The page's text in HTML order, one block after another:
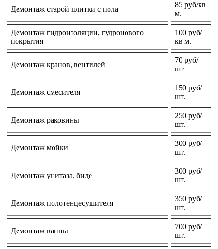
Демонтаж старой плитки с пола
85 руб/кв
м.
Демонтаж гидроизоляции, гудронового
покрытия
100 руб/
кв м.
Демонтаж кранов, вентилей
70 руб/
шт.
Демонтаж смесителя
150 руб/
шт.
Демонтаж раковины
250 руб/
шт.
Демонтаж мойки
300 руб/
шт.
Демонтаж унитаза, биде
300 руб/
шт.
Демонтаж полотенцесушителя
350 руб/
шт.
Демонтаж ванны
700 руб/
шт.